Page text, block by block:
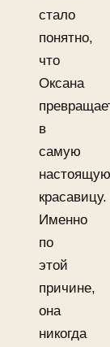
стало
понятно,
что
Оксана
в
самую
настоящую
красавицу.
Именно
по
этой
причине,
она
никогда